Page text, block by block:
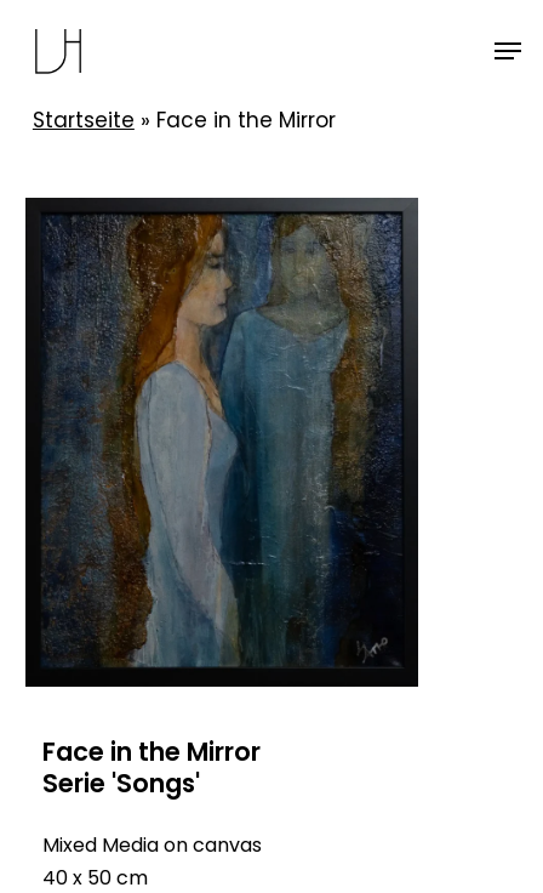
content
Startseite » Face in the Mirror
Face in the Mirror
Serie 'Songs'
Mixed Media on canvas
40 x 50 cm